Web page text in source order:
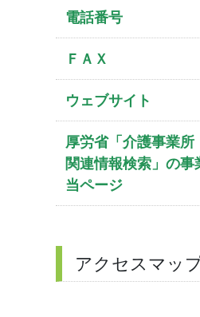
電話番号
ＦＡＸ
ウェブサイト
厚労省「介護事業所
関連情報検索」の事
当ページ
アクセスマッ